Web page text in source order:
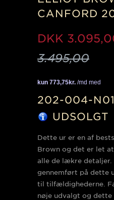
CANFORD
DKK
3.495,00
202-004-N01
UDSOLGT
Dette ur er en af
Brown og det er let
alle de lækre
gennemført på dette
til tilfældighederne.
nøje udvalgt og dette